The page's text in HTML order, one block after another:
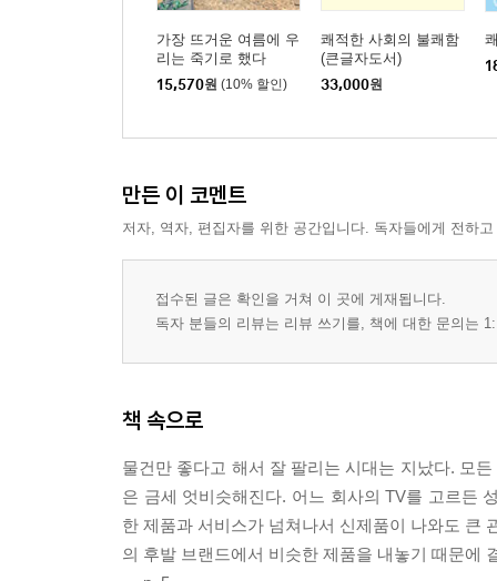
가장 뜨거운 여름에 우
리는 죽기로 했다
15,570원 (10% 할인)
쾌적한 사회의 불쾌함
(큰글자도서)
33,000원
만든 이 코멘트
저자, 역자, 편집자를 위한 공간입니다. 독자들에게 전하
접수된 글은 확인을 거쳐 이 곳에 게재됩니다.
독자 분들의 리뷰는 리뷰 쓰기를, 책에 대한 문의는
책 속으로
물건만 좋다고 해서 잘 팔리는 시대는 지났다. 모
은 금세 엇비슷해진다. 어느 회사의 TV를 고르든
한 제품과 서비스가 넘쳐나서 신제품이 나와도 큰
의 후발 브랜드에서 비슷한 제품을 내놓기 때문에